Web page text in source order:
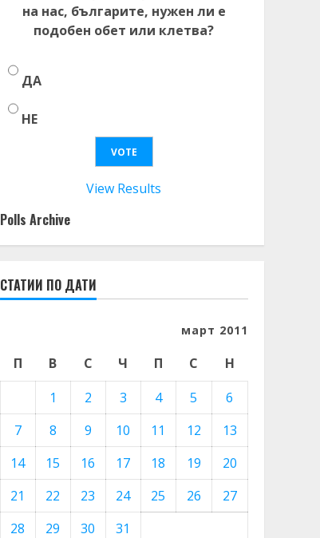
на нас, българите, нужен ли е
подобен обет или клетва?
ДА
НЕ
View Results
Polls Archive
СТАТИИ ПО ДАТИ
март 2011
П В С Ч П С
Н
1
2 3 4 5
6
7
8 9 10 11 12
13
14
15 16 17 18 19
20
21
22 23 24 25 26
27
28
29 30
31